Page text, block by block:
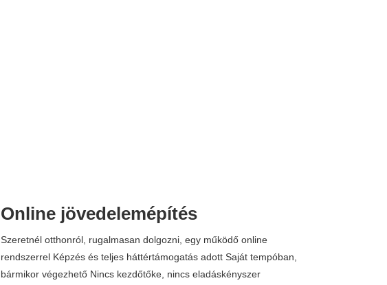
Online jövedelemépítés
Szeretnél otthonról, rugalmasan dolgozni, egy működő online
rendszerrel Képzés és teljes háttértámogatás adott Saját tempóban,
bármikor végezhető Nincs kezdőtőke, nincs eladáskényszer